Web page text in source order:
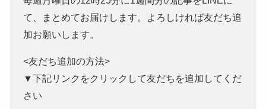
て、まとめてお届けします。よろしければ友だち追
加お願いします。
<友だち追加の方法>
▼下記リンクをクリックして友だちを追加してくだ
さい